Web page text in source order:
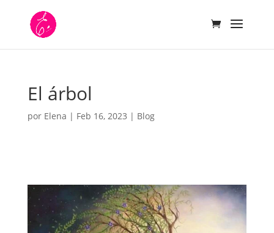
El árbol
por Elena | Feb 16, 2023 | Blog